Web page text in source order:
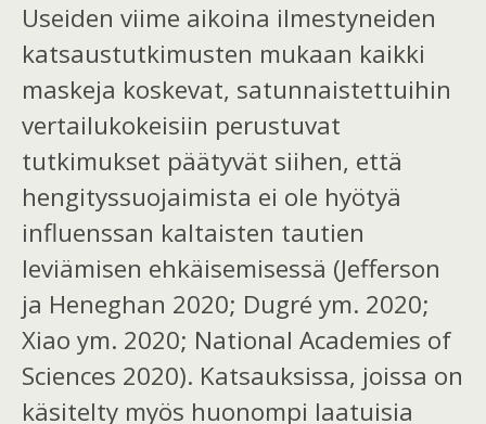
Useiden viime aikoina ilmestyneiden
katsaustutkimusten mukaan kaikki
maskeja koskevat, satunnaistettuihin
vertailukokeisiin perustuvat
tutkimukset päätyvät siihen, että
hengityssuojaimista ei ole hyötyä
influenssan kaltaisten tautien
leviämisen ehkäisemisessä (Jefferson
ja Heneghan 2020; Dugré ym. 2020;
Xiao ym. 2020; National Academies of
Sciences 2020). Katsauksissa, joissa on
käsitelty myös huonompi laatuisia